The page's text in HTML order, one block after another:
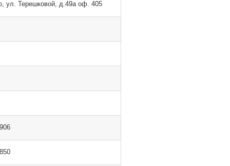
ул. Терешковой, д.49а оф. 405